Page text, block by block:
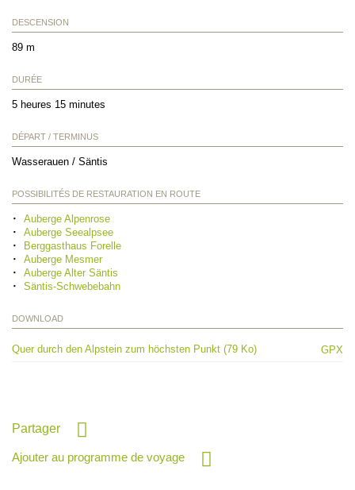
DESCENSION
89 m
DURÉE
5 heures 15 minutes
DÉPART / TERMINUS
Wasserauen / Säntis
POSSIBILITÉS DE RESTAURATION EN ROUTE
Auberge Alpenrose
Auberge Seealpsee
Berggasthaus Forelle
Auberge Mesmer
Auberge Alter Säntis
Säntis-Schwebebahn
DOWNLOAD
Quer durch den Alpstein zum höchsten Punkt (79 Ko) GPX
Partager
Ajouter au programme de voyage